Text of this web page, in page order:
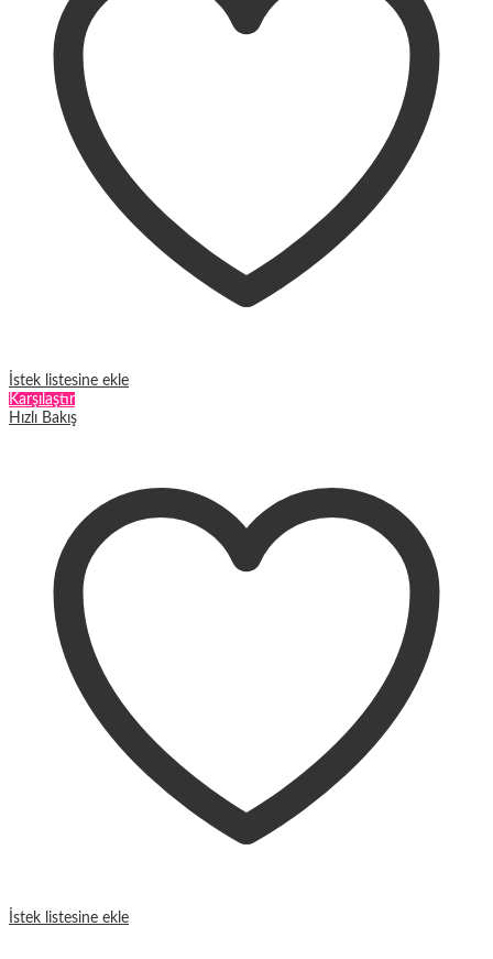
ürün
sayfasından
seçilebilir
İstek listesine ekle
Karşılaştır
Hızlı Bakış
İstek listesine ekle